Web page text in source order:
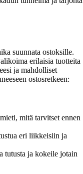
suunnata ostoksille.
erilaisia tuotteita
ja mahdolliset
ostosretkeen:
mitä tarvitset ennen
eri liikkeisiin ja
tutusta ja kokeile jotain